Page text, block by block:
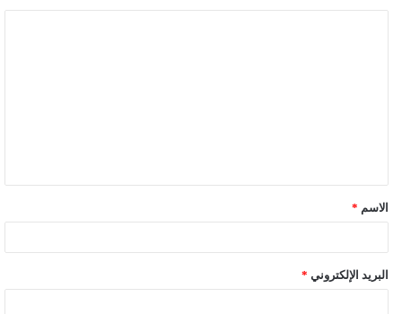
ق
*الاسم *
البريد الإلكتروني *